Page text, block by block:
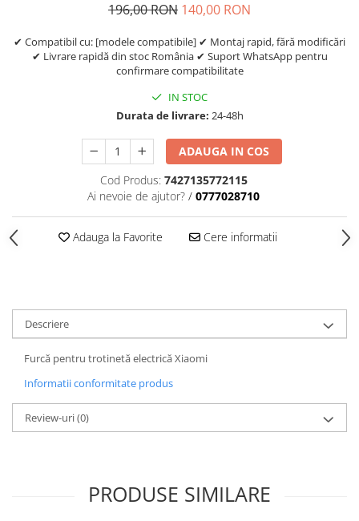
Suruburi
Suspensie
https://www.doctortrotineta.ro/camere-
https://www.doctortrotineta.ro/cauciucuri-
trotinete-electrice
https://www.doctortrotineta.ro/cauciucuri-
cauciucuri-bicicleta
Trotinete electrice
Biciclete Electrice
Anvelope moto
Camere moto
Anvelope ATV
Cauciucuri bicicleta
196,00 RON 140,00 RON
✔ Compatibil cu: [modele compatibile] ✔ Montaj rapid, fără modificări
✔ Livrare rapidă din stoc România ✔ Suport WhatsApp pentru
confirmare compatibilitate
IN STOC
Durata de livrare: 24-48h
ADAUGA IN COS
Cod Produs: 7427135772115
Ai nevoie de ajutor? / 0777028710
Adauga la Favorite Cere informatii
Descriere
Furcă pentru trotinetă electrică Xiaomi
Informatii conformitate produs
Review-uri(0)
PRODUSE SIMILARE